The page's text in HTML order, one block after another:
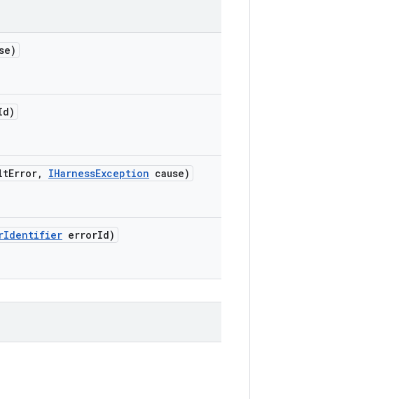
Error, IHarnessException cause)
Identifier errorId)